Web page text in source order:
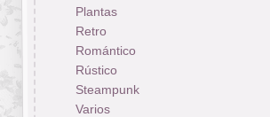
Plantas
Retro
Romántico
Rústico
Steampunk
Varios